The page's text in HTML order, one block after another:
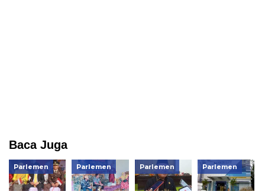
Baca Juga
Parlemen Parlemen Parlemen Parlemen